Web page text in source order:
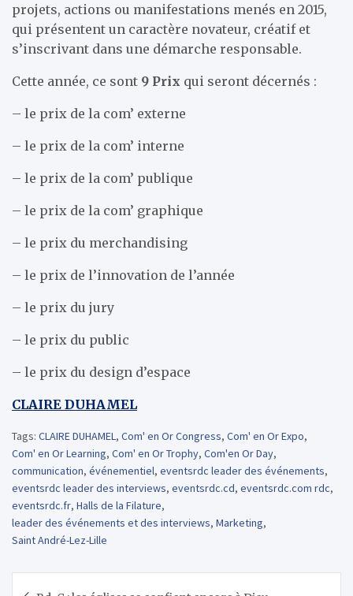
projets, actions ou manifestations menés en 2015,
qui présentent un caractère novateur, créatif et
s’inscrivant dans une démarche responsable.
Cette année, ce sont 9 Prix qui seront décernés :
– le prix de la com’ externe
– le prix de la com’ interne
– le prix de la com’ publique
– le prix de la com’ graphique
– le prix du merchandising
– le prix de l’innovation de l’année
– le prix du jury
– le prix du public
– le prix du design d’espace
CLAIRE DUHAMEL
Tags: CLAIRE DUHAMEL, Com' en Or Congress, Com' en Or Expo,
Com' en Or Learning, Com' en Or Trophy, Com'en Or Day,
communication, événementiel, eventsrdc leader des événements,
eventsrdc leader des interviews, eventsrdc.cd, eventsrdc.com rdc,
eventsrdc.fr, Halls de la Filature,
leader des événements et des interviews, Marketing,
Saint André-Lez-Lille